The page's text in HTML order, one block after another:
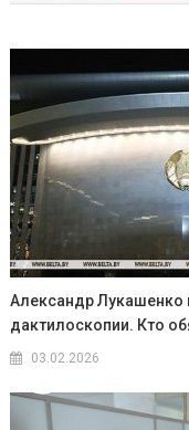
Александр Лукашенко
дактилоскопии. Кто
03.02.2026